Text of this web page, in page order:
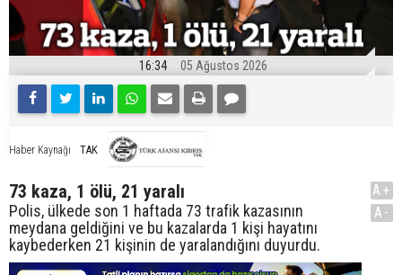
16:34 05 Ağustos 2026
Haber Kaynağı TAK
73 kaza, 1 ölü, 21 yaralı
Polis, ülkede son 1 haftada 73 trafik kazasının
meydana geldiğini ve bu kazalarda 1 kişi hayatını
kaybederken 21 kişinin de yaralandığını duyurdu.
A+
A-